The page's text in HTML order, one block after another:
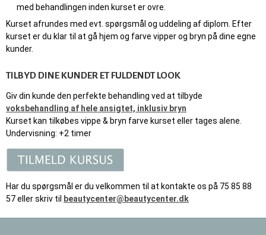
med behandlingen inden kurset er ovre.
Kurset afrundes med evt. spørgsmål og uddeling af diplom. Efter
kurset er du klar til at gå hjem og farve vipper og bryn på dine egne
kunder.
TILBYD DINE KUNDER ET FULDENDT LOOK
Giv din kunde den perfekte behandling ved at tilbyde
voksbehandling af hele ansigtet, inklusiv bryn
Kurset kan tilkøbes vippe & bryn farve kurset eller tages alene.
Undervisning: +2 timer
Har du spørgsmål er du velkommen til at kontakte os på 75 85 88
57 eller skriv til
beautycenter@beautycenter.dk